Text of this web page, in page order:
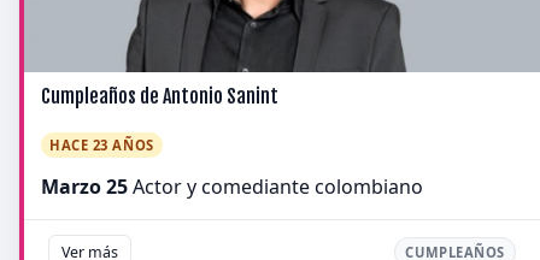
Cumpleaños de Antonio Sanint
HACE 23 AÑOS
Marzo 25Actor y comediante colombiano
Ver más CUMPLEAÑOS